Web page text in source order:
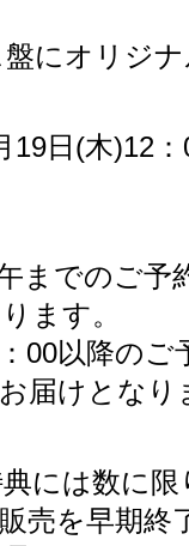
にオリジ
19日(木)12
までのご予
ます。
00以降のご
届けとなり
には数に
売を早期終